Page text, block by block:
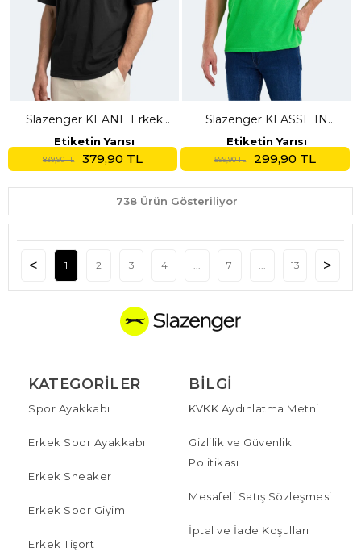
Slazenger KEANE Erkek
Oversıze Siyah Tişört
Etiketin Yarısı
839,90 TL 379,90 TL
Slazenger KLASSE IN
Erkek Polo Yaka Nane
Tişört
Etiketin Yarısı
599,90 TL 299,90 TL
738 Ürün Gösteriliyor
1 2 3 4 ... 7 ... 13
KATEGORILER
Spor Ayakkabı
Erkek Spor Ayakkabı
Erkek Sneaker
Erkek Spor Giyim
Erkek Tişört
BILGI
KVKK Aydınlatma Metni
Gizlilik ve Güvenlik
Politikası
Mesafeli Satış Sözleşmesi
İptal ve İade Koşulları